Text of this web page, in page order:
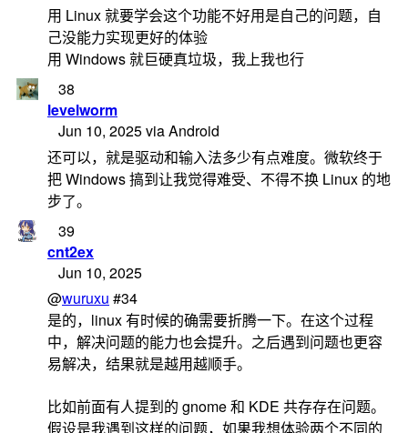
用 Linux 就要学会这个功能不好用是自己的问题，自
己没能力实现更好的体验
用 Windows 就巨硬真垃圾，我上我也行
38
levelworm
Jun 10, 2025 via Android
还可以，就是驱动和输入法多少有点难度。微软终于
把 Windows 搞到让我觉得难受、不得不换 Linux 的地
步了。
39
cnt2ex
Jun 10, 2025
@wuruxu #34
是的，linux 有时候的确需要折腾一下。在这个过程
中，解决问题的能力也会提升。之后遇到问题也更容
易解决，结果就是越用越顺手。
比如前面有人提到的 gnome 和 KDE 共存存在问题。
假设是我遇到这样的问题，如果我想体验两个不同的